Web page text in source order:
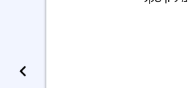
chevron_left